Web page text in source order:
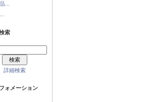
...
索
詳細検索
メーション